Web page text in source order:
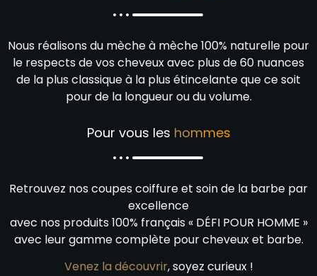
Nous réalisons du mèche à mèche 100% naturelle pour
le respects de vos cheveux avec plus de 60 nuances
de la plus classique à la plus étincelante que ce soit
pour de la longueur ou du volume.
Pour vous les hommes
Retrouvez nos coupes coiffure et soin de la barbe par
excellence
avec nos produits 100% français « DÉFI POUR HOMME »
avec leur gamme complète pour cheveux et barbe.
Venez la découvrir, soyez curieux !